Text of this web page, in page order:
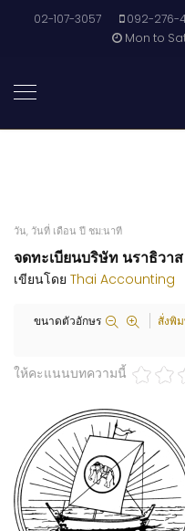
02-107-3057 092-276-
Mon to
วัน, วันที่ เดือน ปี ชม:นาที
จดทะเบียนบริษัท นราธิวาส
เขียนโดย Thai Accounting
ขนาดตัวอักษร สั่งพิ
ให้คะแนนบทความนี้